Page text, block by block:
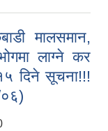
मालसमान,
लाग्ने कर
दिने सूचना!!!